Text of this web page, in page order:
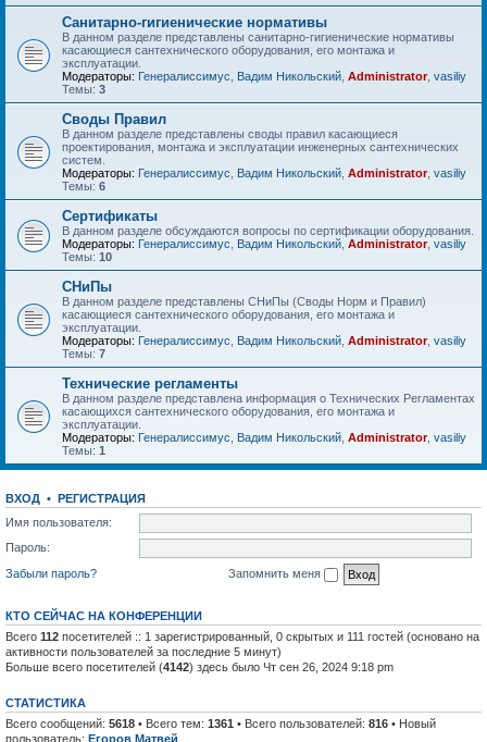
Санитарно-гигиенические нормативы
В данном разделе представлены санитарно-гигиенические нормативы
касающиеся сантехнического оборудования, его монтажа и
эксплуатации.
Модераторы: Генералиссимус Вадим Никольский Administrator, vasiliy
Темы: 3
Своды Правил
В данном разделе представлены своды правил касающиеся
проектирования, монтажа и эксплуатации инженерных сантехнических
систем.
Модераторы: Генералиссимус Вадим Никольский Administrator, vasiliy
Темы: 6
Сертификаты
В данном разделе обсуждаются вопросы по сертификации оборудования.
Модераторы: Генералиссимус Вадим Никольский Administrator, vasiliy
Темы: 10
СНиПы
В данном разделе представлены СНиПы (Своды Норм и Правил)
касающиеся сантехнического оборудования, его монтажа и
эксплуатации.
Модераторы: Генералиссимус Вадим Никольский Administrator, vasiliy
Темы: 7
Технические регламенты
В данном разделе представлена информация о Технических Регламентах
касающихся сантехнического оборудования, его монтажа и
эксплуатации.
Модераторы: Генералиссимус Вадим Никольский Administrator, vasiliy
Темы: 1
ВХОД • РЕГИСТРАЦИЯ
Имя пользователя:
Пароль:
Забыли пароль?
Запомнить меня
КТО СЕЙЧАС НА КОНФЕРЕНЦИИ
Всего 112 посетителей :: 1 зарегистрированный, 0 скрытых и 111 гостей (основано на
активности пользователей за последние 5 минут)
Больше всего посетителей (4142) здесь было Чт сен 26, 2024 9:18 pm
СТАТИСТИКА
Всего сообщений: 5618 • Всего тем: 1361 • Всего пользователей: 816 • Новый
пользователь: Егоров Матвей